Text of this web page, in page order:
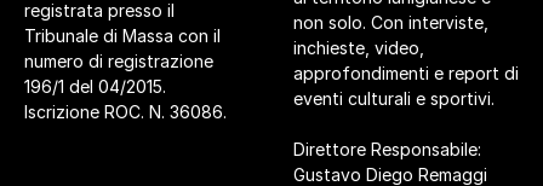
registrata presso il
Tribunale di Massa con il
numero di registrazione
196/1 del 04/2015.
Iscrizione ROC. N. 36086.
non solo. Con interviste,
inchieste, video,
approfondimenti e report di
eventi culturali e sportivi.
Direttore Responsabile:
Gustavo Diego Remaggi